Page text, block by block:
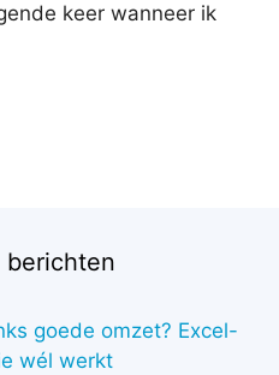
keer wanneer ik
berichten
goede omzet? Excel-
wél werkt